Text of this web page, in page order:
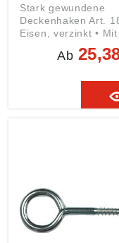
Stark gewundene
Deckenhaken Art. 18
Eisen, verzinkt • Mit
Ab